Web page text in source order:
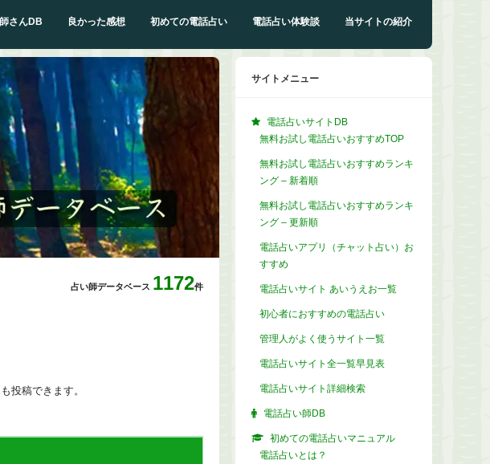
さんDB 良かった感想 初めての電話占い 電話占い体験談 当サイトの紹介
占い師データベース 1172件
投稿できます。
サイトメニュー
電話占いサイトDB
無料お試し電話占いおすすめTOP
無料お試し電話占いおすすめランキ
ング – 新着順
無料お試し電話占いおすすめランキ
ング – 更新順
電話占いアプリ（チャット占い）お
すすめ
電話占いサイト あいうえお一覧
初心者におすすめの電話占い
管理人がよく使うサイト一覧
電話占いサイト全一覧早見表
電話占いサイト詳細検索
電話占い師DB
初めての電話占いマニュアル
電話占いとは？